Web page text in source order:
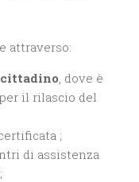
attraverso:
, dove è
il rilascio del
;
di assistenza